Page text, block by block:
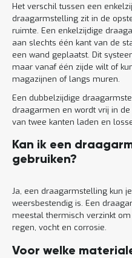
Het verschil tussen een
draagarmstelling zit in de
ruimte. Een enkelzijdige
aan slechts één kant van de
een wand geplaatst. Dit
maar vanaf één zijde wilt of
magazijnen of langs muren.
Een dubbelzijdige
draagarmen en wordt vrij in
van twee kanten laden en
Kan ik een
gebruiken?
Ja, een draagarmstelling kun
weersbestendig is. Een
meestal thermisch verzinkt
regen, vocht en corrosie.
Voor welke